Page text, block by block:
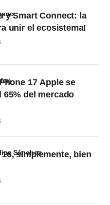
y Smart Connect: la
unir el ecosistema!
17 Apple se
65% del mercado
simplemente, bien
Sánchez